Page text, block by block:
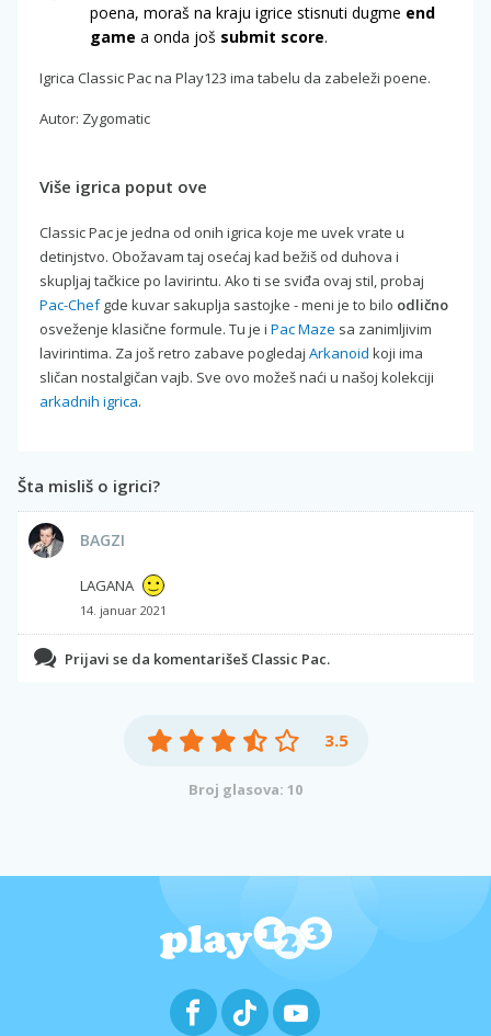
poena, moraš na kraju igrice stisnuti dugme end
game a onda još submit score.
Igrica Classic Pac na Play123 ima tabelu da zabeleži poene.
Autor: Zygomatic
Više igrica poput ove
Classic Pac je jedna od onih igrica koje me uvek vrate u
detinjstvo. Obožavam taj osećaj kad bežiš od duhova i
skupljaj tačkice po lavirintu. Ako ti se sviđa ovaj stil, probaj
Pac-Chefgde kuvar sakuplja sastojke - meni je to bilo odlično
osveženje klasične formule. Tu je i Pac Maze sa zanimljivim
lavirintima. Za još retro zabave pogledaj Arkanoid koji ima
sličan nostalgičan vajb. Sve ovo možeš naći u našoj kolekciji
arkadnih igrica.
Šta misliš o igrici?
BAGZI
LAGANA
14. januar 2021
Prijavi se da komentarišeš Classic Pac.
3.5
Broj glasova: 10